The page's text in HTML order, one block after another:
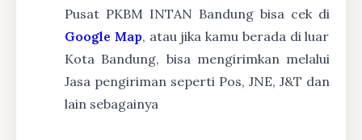
Pusat PKBM INTAN Bandung bisa cek di
Google Map, atau jika kamu berada di luar
Kota Bandung, bisa mengirimkan melalui
Jasa pengiriman seperti Pos, JNE, J&T dan
lain sebagainya